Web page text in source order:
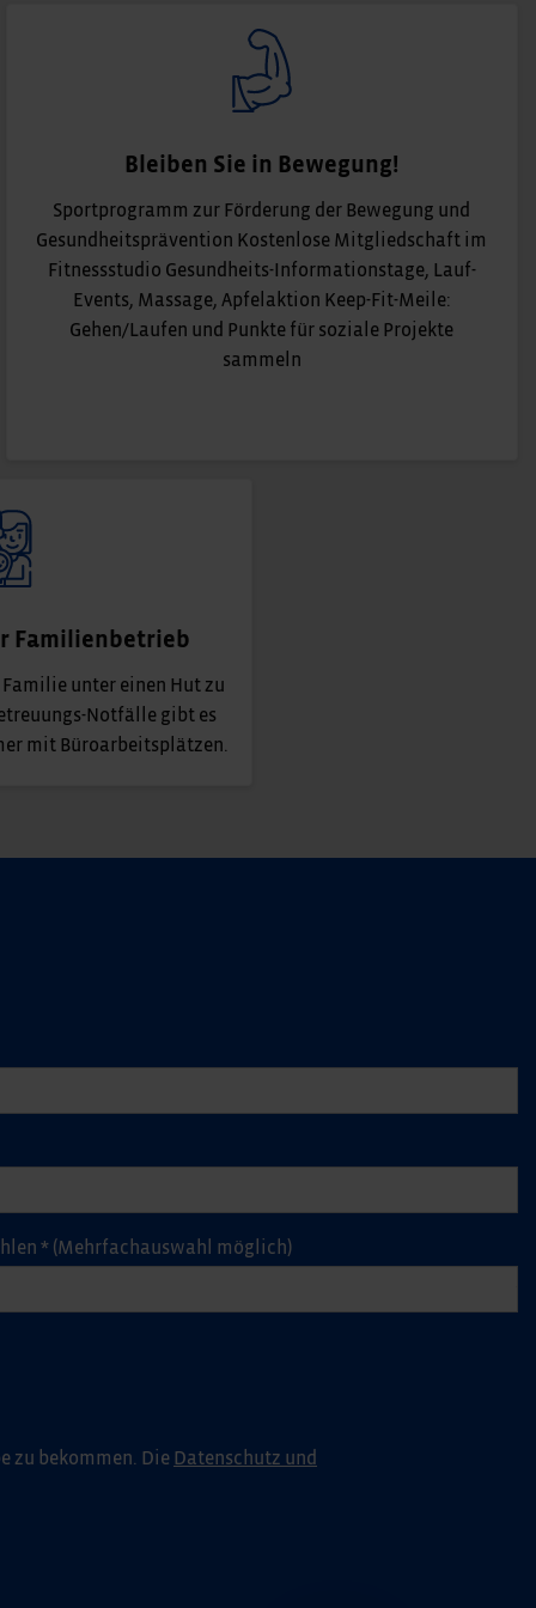
Bleiben Sie in Bewegung!
Sportprogramm zur Förderung der Bewegung und
Gesundheitsprävention Kostenlose Mitgliedschaft im
Fitnessstudio Gesundheits-Informationstage, Lauf-
Events, Massage, Apfelaktion Keep-Fit-Meile:
Gehen/Laufen und Punkte für soziale Projekte
sammeln
Familienbetrieb
unter einen Hut zu
Notfälle gibt es
mit Büroarbeitsplätzen.
* (Mehrfachauswahl möglich)
zu bekommen. Die Datenschutz und